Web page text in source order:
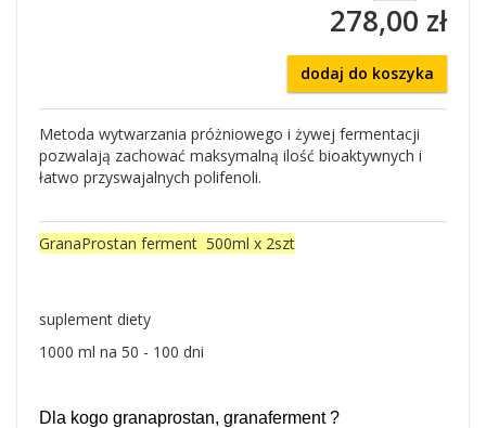
278,00 zł
dodaj do koszyka
Metoda wytwarzania próżniowego i żywej fermentacji
pozwalają zachować maksymalną ilość bioaktywnych i
łatwo przyswajalnych polifenoli.
GranaProstan ferment 500ml x 2szt
suplement diety
1000 ml na 50 - 100 dni
Dla kogo granaprostan, granaferment ?